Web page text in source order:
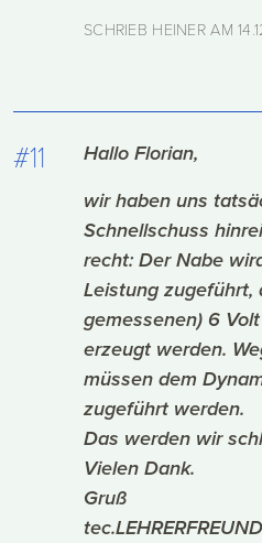
SCHRIEB HEINER AM
#11
Hallo Florian,
wir haben uns
Schnellschuss
recht: Der Nabe
Leistung zugeführt,
gemessenen) 6
erzeugt werden.
müssen dem
zugeführt werden.
Das werden wir
Vielen Dank.
Gruß
tec.LEHRERFREUND